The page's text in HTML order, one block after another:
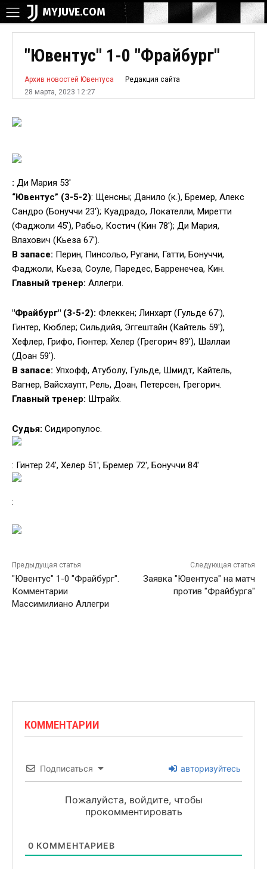
MYJUVE.COM
"Ювентус" 1-0 "Фрайбург"
Архив новостей Ювентуса
Редакция сайта
28 марта, 2023 12:27
: Ди Мария 53′
“Ювентус” (3-5-2): Щенсны; Данило (к.), Бремер, Алекс
Сандро (Бонуччи 23′); Куадрадо, Локателли, Миретти
(Фаджоли 45′), Рабьо, Костич (Кин 78′); Ди Мария,
Влахович (Кьеза 67′).
В запасе: Перин, Пинсольо, Ругани, Гатти, Бонуччи,
Фаджоли, Кьеза, Соуле, Паредес, Барренечеа, Кин.
Главный тренер: Аллегри.
"Фрайбург" (3-5-2): Флеккен; Линхарт (Гульде 67′),
Гинтер, Кюблер; Сильдийя, Эггештайн (Кайтель 59′),
Хефлер, Грифо, Гюнтер; Хелер (Грегорич 89′), Шаллаи
(Доан 59′).
В запасе: Упхофф, Атуболу, Гульде, Шмидт, Кайтель,
Вагнер, Вайсхаупт, Рель, Доан, Петерсен, Грегорич.
Главный тренер: Штрайх.
Судья: Сидиропулос.
: Гинтер 24′, Хелер 51′, Бремер 72′, Бонуччи 84′
:
Предыдущая статья
"Ювентус" 1-0 "Фрайбург".
Комментарии
Массимилиано Аллегри
Следующая статья
Заявка "Ювентуса" на матч
против "Фрайбурга"
КОММЕНТАРИИ
Подписаться авторизуйтесь
Пожалуйста, войдите, чтобы
прокомментировать
0 КОММЕНТАРИЕВ